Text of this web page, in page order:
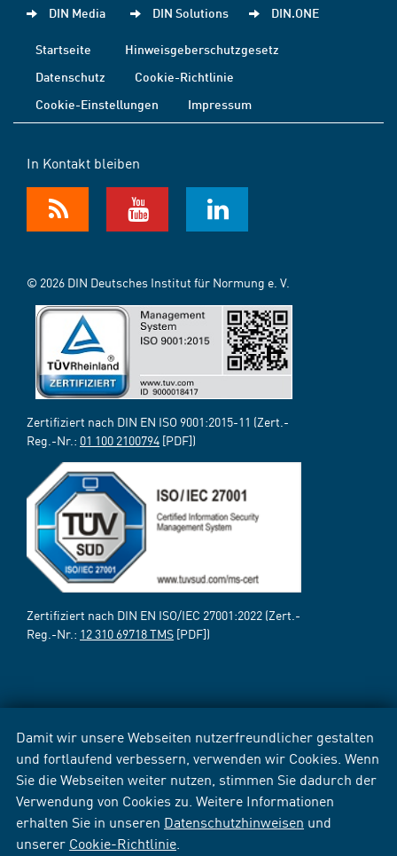
Damit wir unsere Webseiten nutzerfreundlicher gestalten
und fortlaufend verbessern, verwenden wir Cookies. Wenn
Sie die Webseiten weiter nutzen, stimmen Sie dadurch der
Verwendung von Cookies zu. Weitere Informationen
erhalten Sie in unseren Datenschutzhinweisen und
unserer Cookie-Richtlinie
DIN Media DIN Solutions DIN.ONE
Startseite
Hinweisgeberschutzgesetz
Datenschutz
Cookie-Richtlinie
Cookie-Einstellungen
Impressum
In Kontakt bleiben
© 2026 DIN Deutsches Institut für Normung e. V.
Zertifiziert nach DIN EN ISO 9001:2015-11 (Zert.-
Reg.-Nr.: 01 100 2100794 [PDF])
Zertifiziert nach DIN EN ISO/IEC 27001:2022 (Zert.-
Reg.-Nr.: 12 310 69718 TMS [PDF])